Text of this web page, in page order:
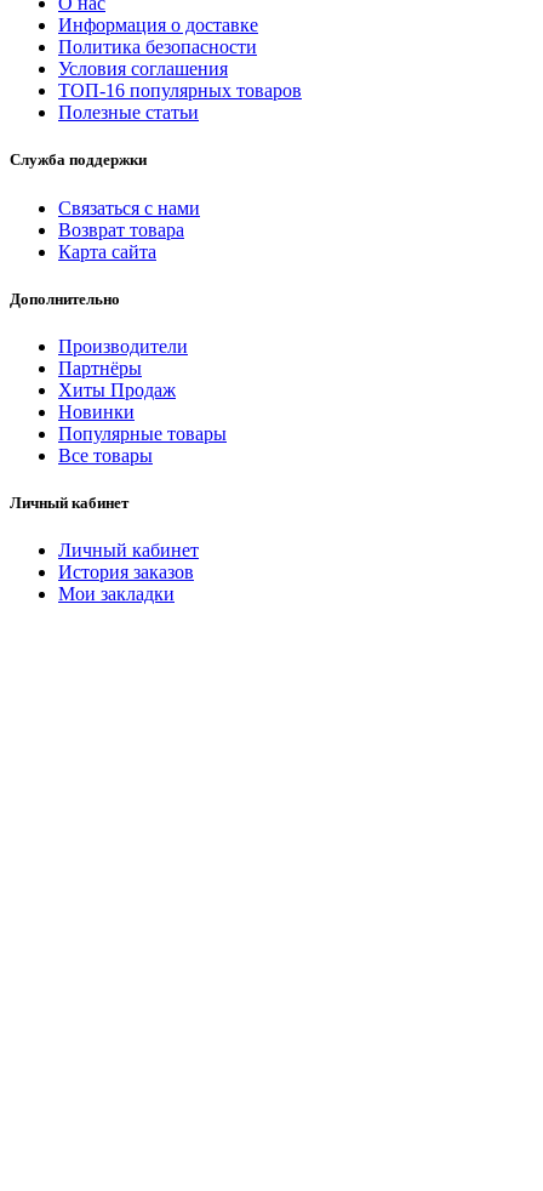
Информация о доставке
Политика безопасности
Условия соглашения
ТОП-16 популярных товаров
Полезные статьи
Служба поддержки
Связаться с нами
Возврат товара
Карта сайта
Дополнительно
Производители
Партнёры
Хиты Продаж
Новинки
Популярные товары
Все товары
Личный кабинет
Личный кабинет
История заказов
Мои закладки